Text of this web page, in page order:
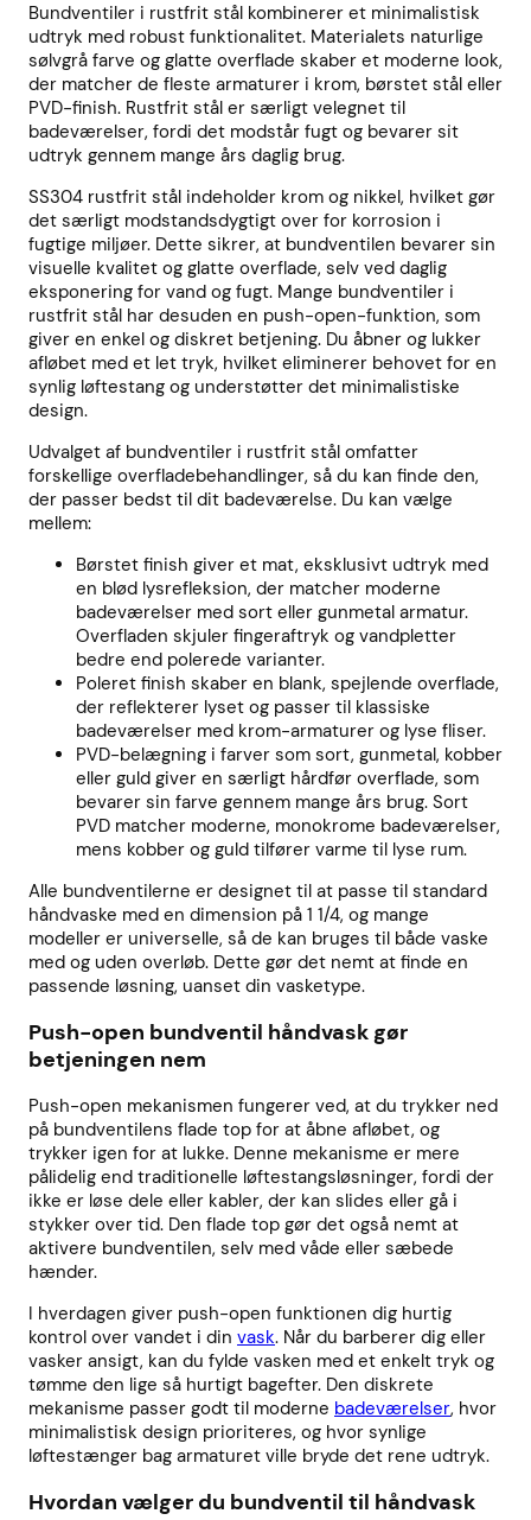
Bundventiler i rustfrit stål kombinerer et minimalistisk
udtryk med robust funktionalitet. Materialets naturlige
sølvgrå farve og glatte overflade skaber et moderne look,
der matcher de fleste armaturer i krom, børstet stål eller
PVD-finish. Rustfrit stål er særligt velegnet til
badeværelser, fordi det modstår fugt og bevarer sit
udtryk gennem mange års daglig brug.
SS304 rustfrit stål indeholder krom og nikkel, hvilket gør
det særligt modstandsdygtigt over for korrosion i
fugtige miljøer. Dette sikrer, at bundventilen bevarer sin
visuelle kvalitet og glatte overflade, selv ved daglig
eksponering for vand og fugt. Mange bundventiler i
rustfrit stål har desuden en push-open-funktion, som
giver en enkel og diskret betjening. Du åbner og lukker
afløbet med et let tryk, hvilket eliminerer behovet for en
synlig løftestang og understøtter det minimalistiske
design.
Udvalget af bundventiler i rustfrit stål omfatter
forskellige overfladebehandlinger, så du kan finde den,
der passer bedst til dit badeværelse. Du kan vælge
mellem:
Børstet finish giver et mat, eksklusivt udtryk med
en blød lysrefleksion, der matcher moderne
badeværelser med sort eller gunmetal armatur.
Overfladen skjuler fingeraftryk og vandpletter
bedre end polerede varianter.
Poleret finish skaber en blank, spejlende overflade,
der reflekterer lyset og passer til klassiske
badeværelser med krom-armaturer og lyse fliser.
PVD-belægning i farver som sort, gunmetal, kobber
eller guld giver en særligt hårdfør overflade, som
bevarer sin farve gennem mange års brug. Sort
PVD matcher moderne, monokrome badeværelser,
mens kobber og guld tilfører varme til lyse rum.
Alle bundventilerne er designet til at passe til standard
håndvaske med en dimension på 1 1/4, og mange
modeller er universelle, så de kan bruges til både vaske
med og uden overløb. Dette gør det nemt at finde en
passende løsning, uanset din vasketype.
Push-open bundventil håndvask gør
betjeningen nem
Push-open mekanismen fungerer ved, at du trykker ned
på bundventilens flade top for at åbne afløbet, og
trykker igen for at lukke. Denne mekanisme er mere
pålidelig end traditionelle løftestangsløsninger, fordi der
ikke er løse dele eller kabler, der kan slides eller gå i
stykker over tid. Den flade top gør det også nemt at
aktivere bundventilen, selv med våde eller sæbede
hænder.
I hverdagen giver push-open funktionen dig hurtig
kontrol over vandet i din vask. Når du barberer dig eller
vasker ansigt, kan du fylde vasken med et enkelt tryk og
tømme den lige så hurtigt bagefter. Den diskrete
mekanisme passer godt til moderne badeværelser, hvor
minimalistisk design prioriteres, og hvor synlige
løftestænger bag armaturet ville bryde det rene udtryk.
Hvordan vælger du bundventil til håndvask